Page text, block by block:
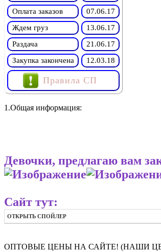
Оплата заказов
07.06.17
Ждем груз
13.06.17
Раздача
21.06.17
Закупка закончена
12.03.18
Правила СП
1.Общая информация:
Девочки, предлагаю вам
Сайт тут:
ОТКРЫТЬ СПОЙЛЕР
ОПТОВЫЕ ЦЕНЫ НА САЙТЕ! (НАШИ